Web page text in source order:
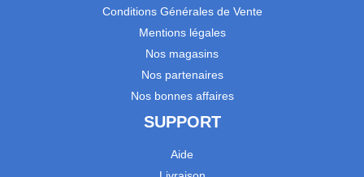
Conditions Générales de Vente
Mentions légales
Nos magasins
Nos partenaires
Nos bonnes affaires
SUPPORT
Aide